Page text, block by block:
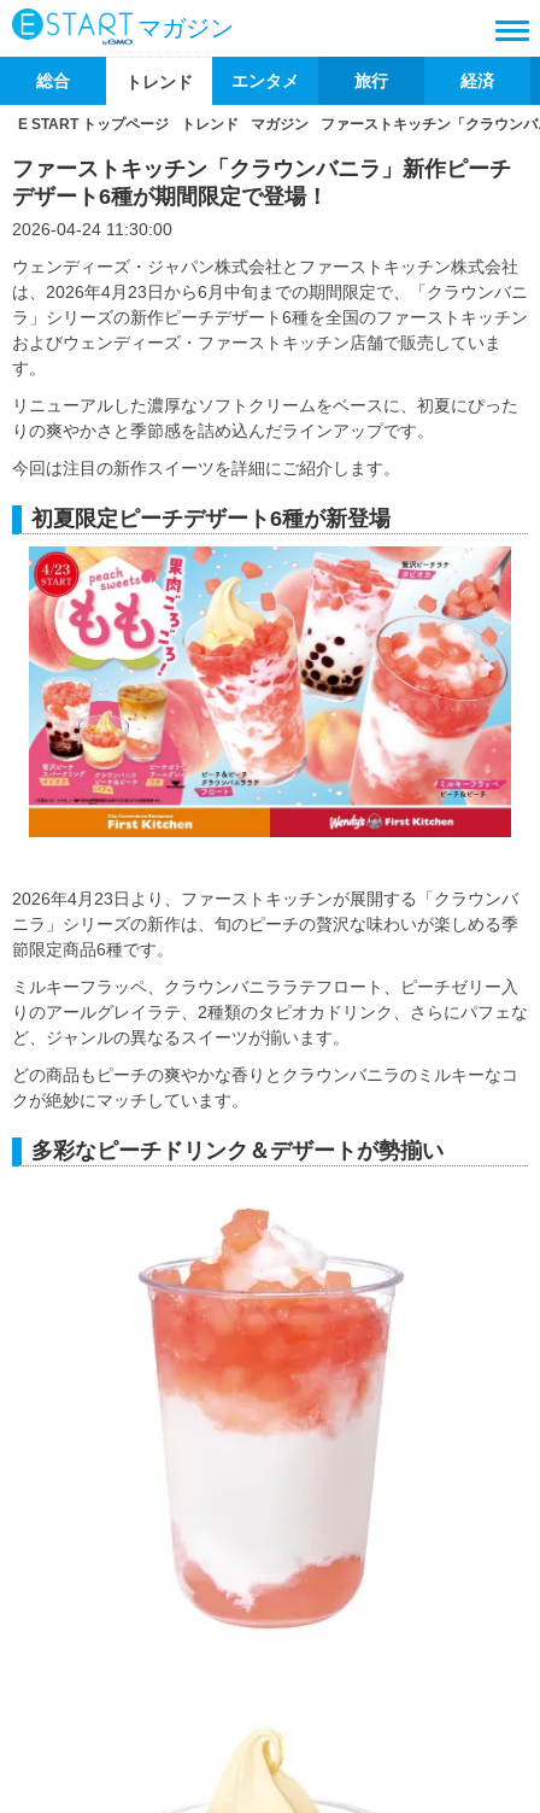
マガジン
総合 トレンド エンタメ 旅行 経済
E START トップページ トレンド マガジン ファーストキッチン「クラウン
ファーストキッチン「クラウンバニラ」新作ピーチ
デザート6種が期間限定で登場！
2026-04-24 11:30:00
ウェンディーズ・ジャパン株式会社とファーストキッチン株式会社
は、2026年4月23日から6月中旬までの期間限定で、「クラウンバニ
ラ」シリーズの新作ピーチデザート6種を全国のファーストキッチン
およびウェンディーズ・ファーストキッチン店舗で販売していま
す。
リニューアルした濃厚なソフトクリームをベースに、初夏にぴった
りの爽やかさと季節感を詰め込んだラインアップです。
今回は注目の新作スイーツを詳細にご紹介します。
初夏限定ピーチデザート6種が新登場
2026年4月23日より、ファーストキッチンが展開する「クラウンバ
ニラ」シリーズの新作は、旬のピーチの贅沢な味わいが楽しめる季
節限定商品6種です。
ミルキーフラッペ、クラウンバニララテフロート、ピーチゼリー入
りのアールグレイラテ、2種類のタピオカドリンク、さらにパフェな
ど、ジャンルの異なるスイーツが揃います。
どの商品もピーチの爽やかな香りとクラウンバニラのミルキーなコ
クが絶妙にマッチしています。
多彩なピーチドリンク＆デザートが勢揃い